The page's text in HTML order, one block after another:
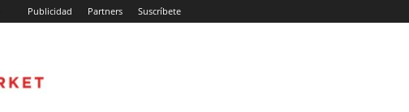
Publicidad Partners Suscríbete